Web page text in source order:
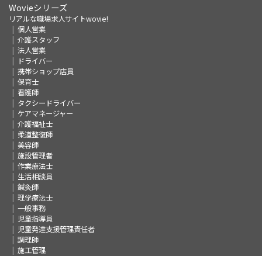
Wovieシリーズ
リアルな職場求人サイトwovie!
個人営業
介護スタッフ
法人営業
ドライバー
携帯ショップ店員
保育士
看護師
タクシードライバー
ケアマネージャー
介護福祉士
柔道整復師
美容師
施設管理者
作業療法士
生活相談員
鍼灸師
理学療法士
一般事務
児童指導員
児童発達支援管理責任者
調理師
施工管理